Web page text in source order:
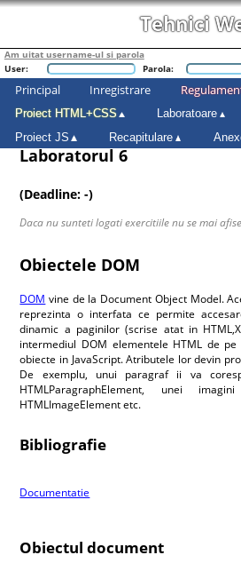
Tehnici
Am uitat username-ul si parola
User:
Parola:
Principal Inregistrare
Proiect HTML+CSS Laboratoare
Proiect JS Recapitulare
Laboratorul 6
(Deadline: -)
Daca nu sunteti logati exercitiile nu se mai
Obiectele DOM
DOM vine de la Document Object Model.
reprezinta o interfata ce permite
dinamic a paginilor (scrise atat in
intermediul DOM elementele HTML de
obiecte in JavaScript. Atributele lor devin
De exemplu, unui paragraf ii va
HTMLParagraphElement, unei
HTMLImageElement etc.
Bibliografie
Documentatie
Obiectul document